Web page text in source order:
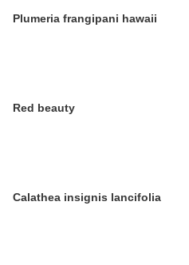
Plumeria frangipani hawaii
Red beauty
Calathea insignis lancifolia